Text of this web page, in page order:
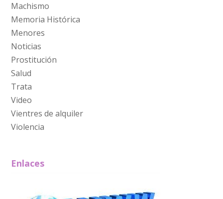
Machismo
Memoria Histórica
Menores
Noticias
Prostitución
Salud
Trata
Video
Vientres de alquiler
Violencia
Enlaces